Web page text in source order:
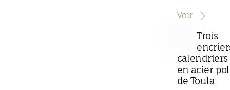
Voir
Trois
calendriers
en acier
de Toula